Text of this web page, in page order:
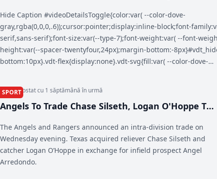
Hide Caption #videoDetailsToggle{color:var( --color-dove-
gray,rgba(0,0,0,.6));cursor:pointer;display:inline-block;font-
serif,sans-serif);font-size:var(--type-7);font-weight:var( --font-
height:var(--spacer-twentyfour,24px);margin-bottom:-
bottom:10px}.vdt-flex{display:none}.vdt-svg{fill:var( --color-dove-
twentyfour,24px)} (function() { let vdContainer, vdShow, vdHide,
vdToggle = document.getElementById('videoDetailsToggle'),
ga_data.route.sectionName || ga_data.route.ssts.split('/'),
after user click if (!vdContainer) { vdContainer =
document.getElementById('videoDetailsContainer'); vdShow =
document.getElementById('vdt_show'), vdHide =
document.getElementById('vdt_hide'); } vdContainer.hidden =
SPORT
Articol postat cu 1 săptămână în urmă
Angels To Trade Chase Silseth, Logan O'Hoppe To
The Angels and Rangers announced an intra-division trade on
Wednesday evening. Texas acquired reliever Chase Silseth and
catcher Logan O’Hoppe in exchange for infield prospect Angel
Arredondo.